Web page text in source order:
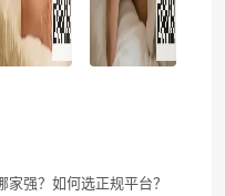
强？如何选正规平台？